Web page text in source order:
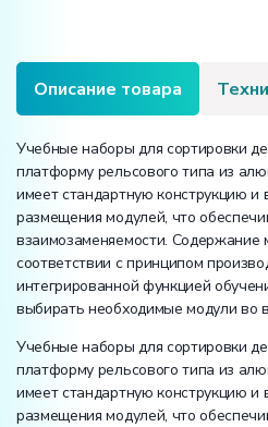
Описание товара
Учебные наборы для сортировки
платформу рельсового типа из
имеет стандартную конструкцию
размещения модулей, что
взаимозаменяемости. Содержание
соответствии с принципом
интегрированной функцией
выбирать необходимые модули во
Учебные наборы для сортировки
платформу рельсового типа из
имеет стандартную конструкцию
размещения модулей, что